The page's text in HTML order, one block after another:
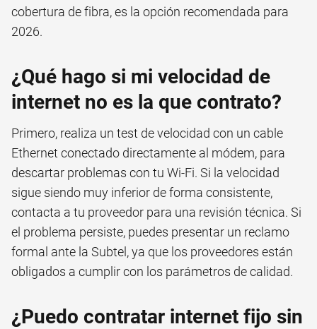
cobertura de fibra, es la opción recomendada para
2026.
¿Qué hago si mi velocidad de
internet no es la que contrato?
Primero, realiza un test de velocidad con un cable
Ethernet conectado directamente al módem, para
descartar problemas con tu Wi-Fi. Si la velocidad
sigue siendo muy inferior de forma consistente,
contacta a tu proveedor para una revisión técnica. Si
el problema persiste, puedes presentar un reclamo
formal ante la Subtel, ya que los proveedores están
obligados a cumplir con los parámetros de calidad.
¿Puedo contratar internet fijo sin